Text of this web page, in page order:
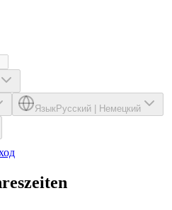
ЯзыкРусский Немецкий